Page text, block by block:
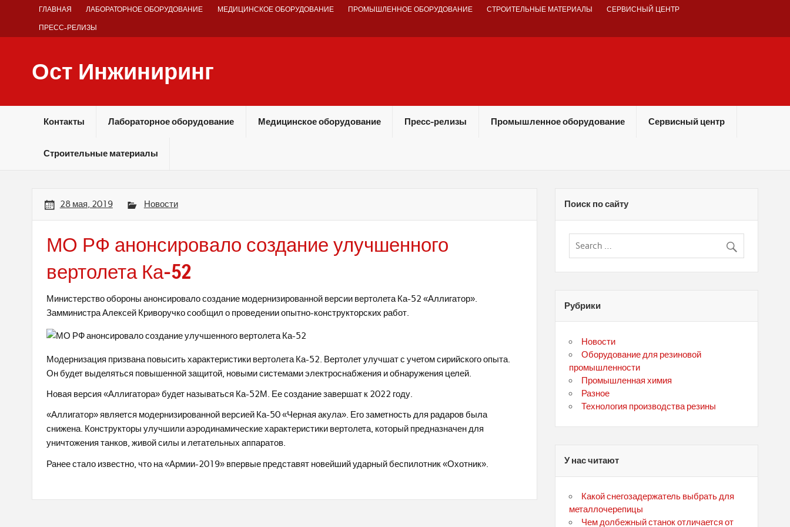
ГЛАВНАЯ ЛАБОРАТОРНОЕ ОБОРУДОВАНИЕ МЕДИЦИНСКОЕ ОБОРУДОВАНИЕ ПРОМЫШЛЕННОЕ ОБОРУДОВАНИЕ СТРОИТЕЛЬНЫЕ МАТЕРИАЛЫ СЕРВИСНЫЙ ЦЕНТР
ПРЕСС-РЕЛИЗЫ
Ост Инжиниринг
Контакты Лабораторное оборудование Медицинское оборудование Пресс-релизы Промышленное оборудование Сервисный центр
Строительные материалы
28 мая, 2019 Новости
МО РФ анонсировало создание улучшенного
вертолета Ка-52
Министерство обороны анонсировало создание модернизированной версии вертолета Ка-52 «Аллигатор».
Замминистра Алексей Криворучко сообщил о проведении опытно-конструкторских работ.
Модернизация призвана повысить характеристики вертолета Ка-52. Вертолет улучшат с учетом сирийского опыта.
Он будет выделяться повышенной защитой, новыми системами электроснабжения и обнаружения целей.
Новая версия «Аллигатора» будет называться Ка-52М. Ее создание завершат к 2022 году.
«Аллигатор» является модернизированной версией Ка-50 «Черная акула». Его заметность для радаров была
снижена. Конструкторы улучшили аэродинамические характеристики вертолета, который предназначен для
уничтожения танков, живой силы и летательных аппаратов.
Ранее стало известно, что на «Армии-2019» впервые представят новейший ударный беспилотник «Охотник».
Поиск по сайту
Рубрики
Новости
Оборудование для резиновой
промышленности
Промышленная химия
Разное
Технология производства резины
У нас читают
Какой снегозадержатель выбрать для
металлочерепицы
Чем долбежный станок отличается от